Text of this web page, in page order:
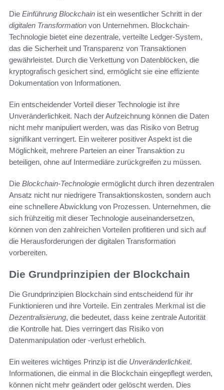
Die Einführung Blockchain ist ein wesentlicher Schritt in der
digitalen Transformation von Unternehmen. Blockchain-
Technologie bietet eine dezentrale, verteilte Ledger-System,
das die Sicherheit und Transparenz von Transaktionen
gewährleistet. Durch die Verkettung von Datenblöcken, die
kryptografisch gesichert sind, ermöglicht sie eine effiziente
Dokumentation von Informationen.
Ein entscheidender Vorteil dieser Technologie ist ihre
Unveränderlichkeit. Nach der Aufzeichnung können die Daten
nicht mehr manipuliert werden, was das Risiko von Betrug
signifikant verringert. Ein weiterer positiver Aspekt ist die
Möglichkeit, mehrere Parteien an einer Transaktion zu
beteiligen, ohne auf Intermediäre zurückgreifen zu müssen.
Die Blockchain-Technologie ermöglicht durch ihren dezentralen
Ansatz nicht nur niedrigere Transaktionskosten, sondern auch
eine schnellere Abwicklung von Prozessen. Unternehmen, die
sich frühzeitig mit dieser Technologie auseinandersetzen,
können von den zahlreichen Vorteilen profitieren und sich auf
die Herausforderungen der digitalen Transformation
vorbereiten.
Die Grundprinzipien der Blockchain
Die Grundprinzipien Blockchain sind entscheidend für ihr
Funktionieren und ihre Vorteile. Ein zentrales Merkmal ist die
Dezentralisierung, die bedeutet, dass keine zentrale Autorität
die Kontrolle hat. Dies verringert das Risiko von
Datenmanipulation oder -verlust erheblich.
Ein weiteres wichtiges Prinzip ist die Unveränderlichkeit.
Informationen, die einmal in die Blockchain eingepflegt werden,
können nicht mehr geändert oder gelöscht werden. Dies